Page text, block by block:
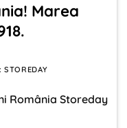
Marea
STOREDAY